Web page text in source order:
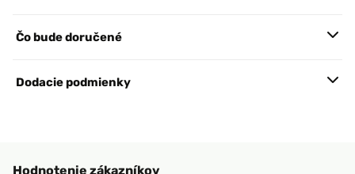
Čo bude doručené
Dodacie podmienky
Hodnotenie zákazníkov